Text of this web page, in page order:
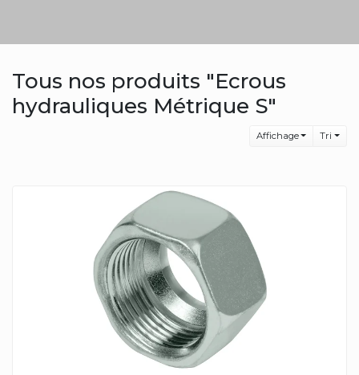
Tous nos produits "Ecrous
hydrauliques Métrique S"
Affichage Tri